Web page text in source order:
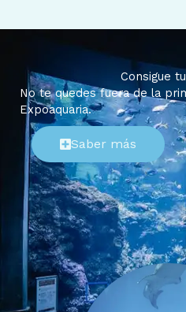
Consigue
No te quedes fuera de la
Expoaquaria.
Saber más